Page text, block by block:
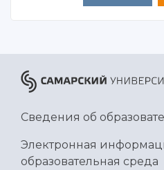
Сведения об
Электронная
образовательная среда